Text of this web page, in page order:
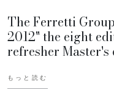
The Ferretti
2012" the eight
refresher Master's
もっと読む